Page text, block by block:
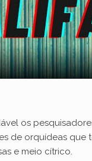
os
de orquídeas
e meio cítrico.